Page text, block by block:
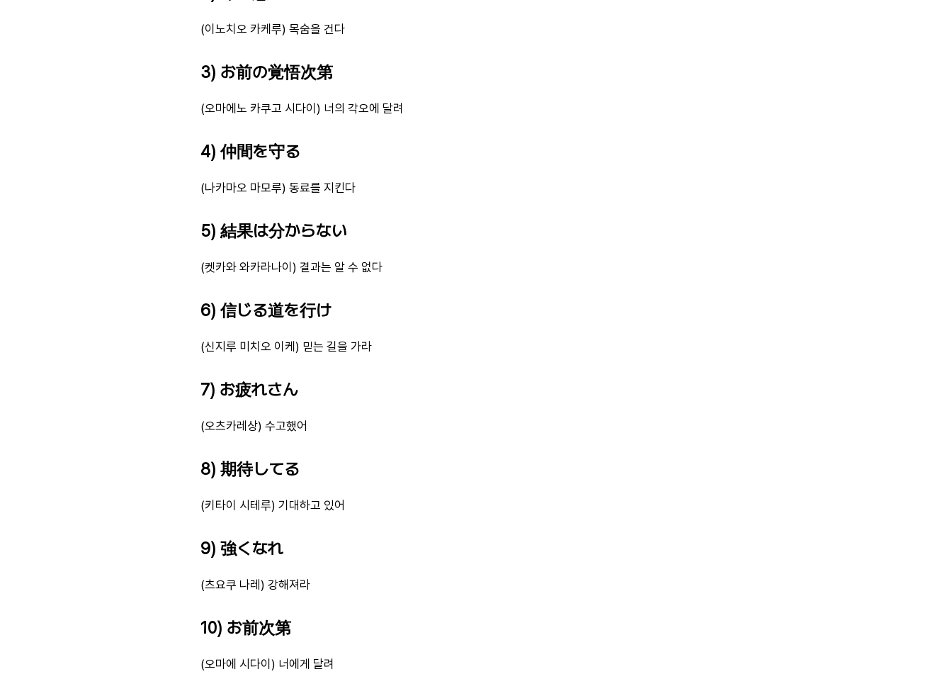
(이노치오 카케루) 목숨을 건다
3) お前の覚悟次第
(오마에노 카쿠고 시다이) 너의 각오에 달려
4) 仲間を守る
(나카마오 마모루) 동료를 지킨다
5) 結果は分からない
(켓카와 와카라나이) 결과는 알 수 없다
6) 信じる道を行け
(신지루 미치오 이케) 믿는 길을 가라
7) お疲れさん
(오츠카레상) 수고했어
8) 期待してる
(키타이 시테루) 기대하고 있어
9) 強くなれ
(츠요쿠 나레) 강해져라
10) お前次第
(오마에 시다이) 너에게 달려